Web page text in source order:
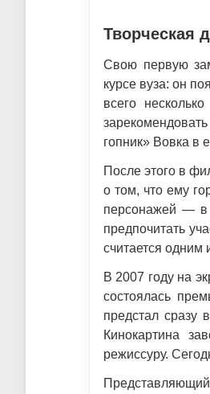
Творческая
Свою первую
курсе вуза: он
всего
гопник» Вовка в
После этого в
о том, что ему
персонажей — в
предпочитать
считается одним
В 2007 году на
состоялась
предстал сразу
Кинокартина
режиссуру.
Представляющий